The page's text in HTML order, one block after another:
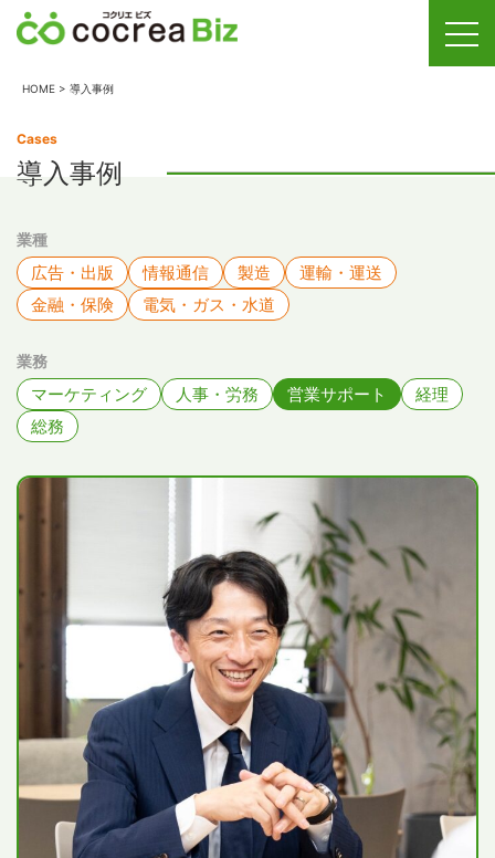
HOME > 導入事例
Cases
導入事例
業種
広告・出版 情報通信 製造
運輸・運送
金融・保険
電気・ガス・水道
業務
マーケティング 人事・労務 営業サポート
経理
総務